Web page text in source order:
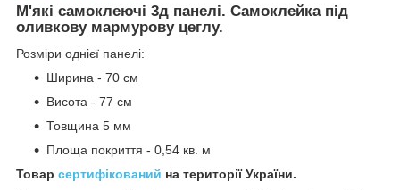
М'які самоклеючі 3д панелі. Самоклейка під
оливкову мармурову цеглу.
Розміри однієї панелі:
Ширина - 70 см
Висота - 77 см
Товщина 5 мм
Площа покриття - 0,54 кв. м
Товар сертифікований на території України.